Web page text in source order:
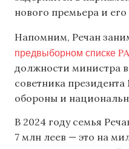
нового премьера и
Напомним, Речан
предвыборном списке
должности министра
советника
обороны и
В 2024 году семья
7 млн леев — это на